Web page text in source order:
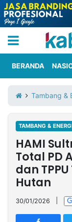
Iklan
Berita
Kami
Nasional
International
Olahraga
Entertainment
Daerah
Pariwisata
Kuliner
Kolom
Network
PT
TREETAN
BERANDA
Tambang &
TAMBANG &
HAMI
Total PD
dan
Hutan
30/01/2026